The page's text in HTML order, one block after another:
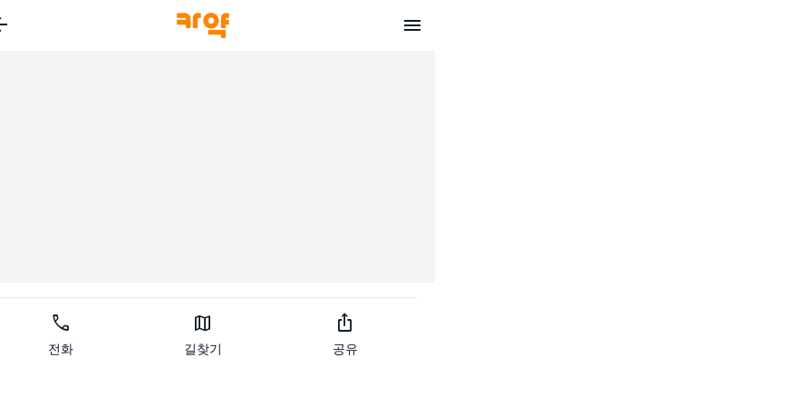
call
전화
map
길찾기
ios_share
공유